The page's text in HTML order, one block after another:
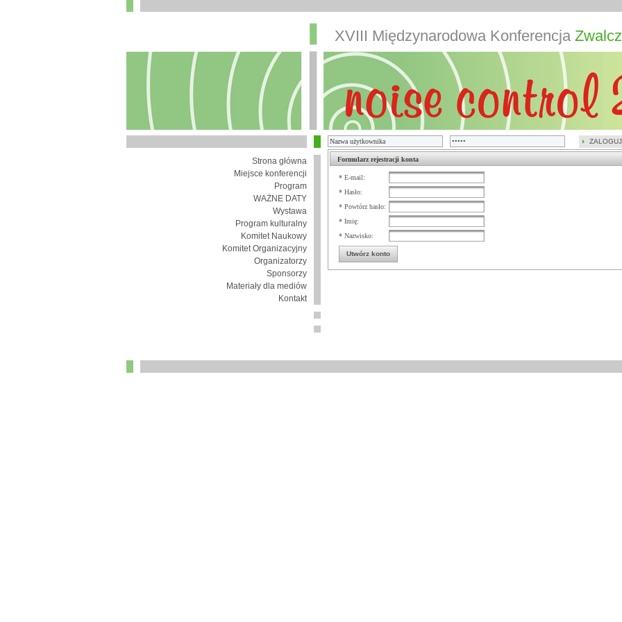
ZALOGUJ
XVIII Międzynarodowa Konferencja
Strona główna
Miejsce konferencji
Program
WAŻNE DATY
Wystawa
Program kulturalny
Komitet Naukowy
Komitet Organizacyjny
Organizatorzy
Sponsorzy
Materiały dla mediów
Kontakt
Formularz rejestracji konta
* E-mail:
* Hasło:
* Powtórz hasło:
* Imię:
* Nazwisko:
Utwórz konto